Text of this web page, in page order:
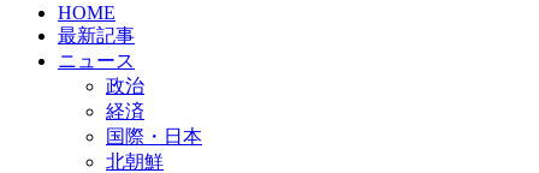
HOME
最新記事
ニュース
政治
経済
国際・日本
北朝鮮